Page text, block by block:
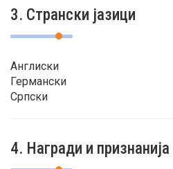
3. Странски јазици
Англиски
Германски
Српски
4. Награди и признанија